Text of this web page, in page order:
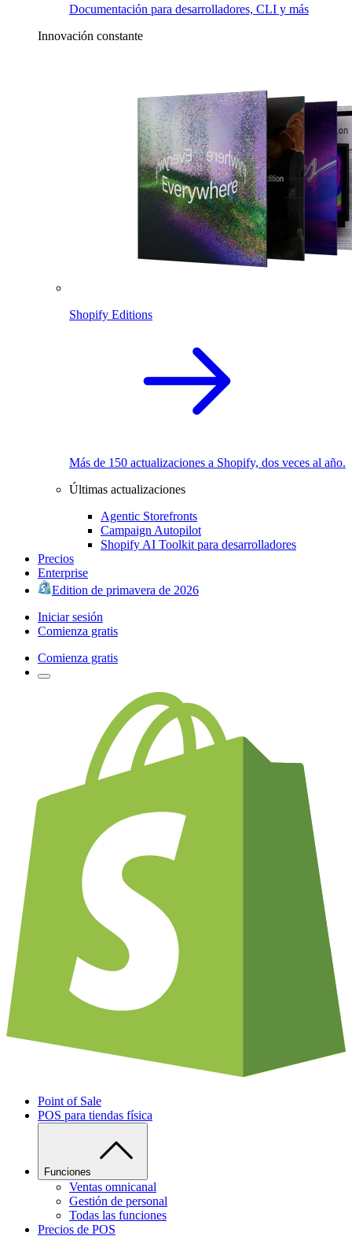
Documentación para desarrolladores, CLI y más
Innovación constante
Shopify Editions
Más de 150 actualizaciones a Shopify, dos veces al año.
Últimas actualizaciones
Agentic Storefronts
Campaign Autopilot
Shopify AI Toolkit para desarrolladores
Precios
Enterprise
Edition de primavera de 2026
Iniciar sesión
Comienza gratis
Comienza gratis
Point of Sale
POS para tiendas física
Funciones
Ventas omnicanal
Gestión de personal
Todas las funciones
Precios de POS